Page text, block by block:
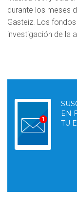
durante los meses
Gasteiz. Los
investigación de la
EN
TU